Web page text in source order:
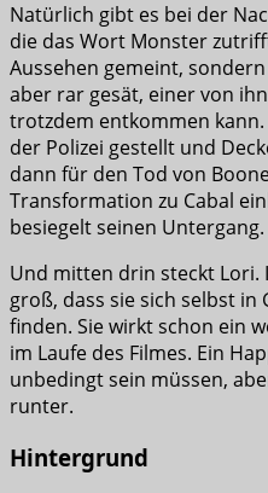
Natürlich gibt es bei der
die das Wort Monster
Aussehen gemeint,
aber rar gesät, einer von
trotzdem entkommen
der Polizei gestellt und
dann für den Tod von
Transformation zu Cabal
besiegelt seinen Untergang.
Und mitten drin steckt Lori.
groß, dass sie sich selbst
finden. Sie wirkt schon ein
im Laufe des Filmes. Ein
unbedingt sein müssen,
runter.
Hintergrund